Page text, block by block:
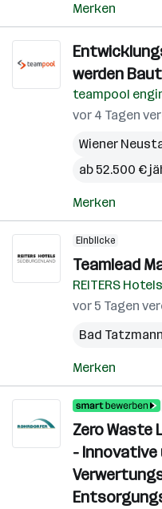
Merken
werden
teampool
vor 4 Tagen
Wiener
ab 52.500 €
Merken
Einblicke
Teamlead
REITERS Hotels
vor 5 Tagen
Bad
Merken
Zero Waste
- Innovative